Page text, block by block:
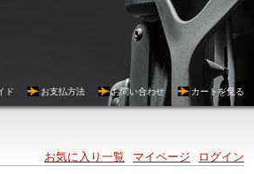
ド お支払方法 お問い合わせ カートを見る
お気に入り一覧
マイページ ログイン